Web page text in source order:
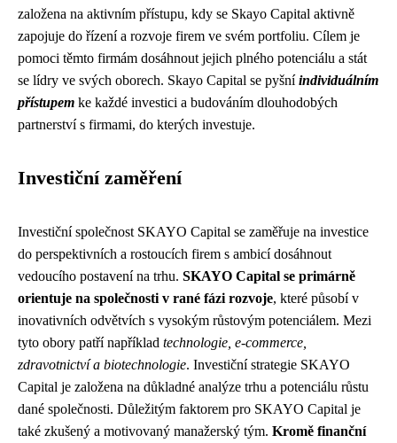
založena na aktivním přístupu, kdy se Skayo Capital aktivně
zapojuje do řízení a rozvoje firem ve svém portfoliu. Cílem je
pomoci těmto firmám dosáhnout jejich plného potenciálu a stát
se lídry ve svých oborech. Skayo Capital se pyšníindividuálním
přístupem ke každé investici a budováním dlouhodobých
partnerství s firmami, do kterých investuje.
Investiční zaměření
Investiční společnost SKAYO Capital se zaměřuje na investice
do perspektivních a rostoucích firem s ambicí dosáhnout
vedoucího postavení na trhu. SKAYO Capital se primárně
orientuje na společnosti v rané fázi rozvoje, které působí v
inovativních odvětvích s vysokým růstovým potenciálem. Mezi
tyto obory patří například technologie, e-commerce,
zdravotnictví a biotechnologie. Investiční strategie SKAYO
Capital je založena na důkladné analýze trhu a potenciálu růstu
dané společnosti. Důležitým faktorem pro SKAYO Capital je
také zkušený a motivovaný manažerský tým. Kromě finanční